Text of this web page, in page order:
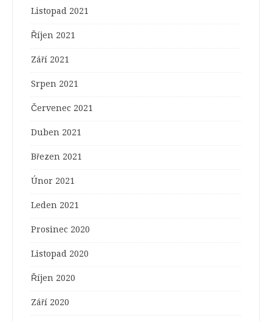
Listopad 2021
Říjen 2021
Září 2021
Srpen 2021
Červenec 2021
Duben 2021
Březen 2021
Únor 2021
Leden 2021
Prosinec 2020
Listopad 2020
Říjen 2020
Září 2020